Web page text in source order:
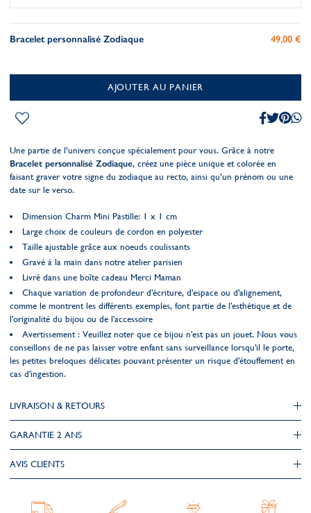
Bracelet personnalisé Zodiaque 49,00 €
AJOUTER AU PANIER
Une partie de l’univers conçue spécialement pour vous. Grâce à notre
Bracelet personnalisé Zodiaque, créez une pièce unique et colorée en
faisant graver votre signe du zodiaque au recto, ainsi qu’un prénom ou une
date sur le verso.
Dimension Charm Mini Pastille: 1 x 1 cm
Large choix de couleurs de cordon en polyester
Taille ajustable grâce aux noeuds coulissants
Gravé à la main dans notre atelier parisien
Livré dans une boîte cadeau Merci Maman
Chaque variation de profondeur d'écriture, d'espace ou d'alignement,
comme le montrent les différents exemples, font partie de l'esthétique et de
l'originalité du bijou ou de l'accessoire
Avertissement : Veuillez noter que ce bijou n'est pas un jouet. Nous vous
conseillons de ne pas laisser votre enfant sans surveillance lorsqu'il le porte,
les petites breloques délicates pouvant présenter un risque d'étouffement en
cas d'ingestion.
LIVRAISON & RETOURS
GARANTIE 2 ANS
AVIS CLIENTS